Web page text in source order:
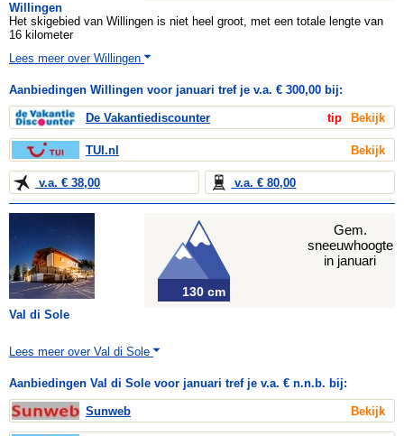
Willingen
Het skigebied van Willingen is niet heel groot, met een totale lengte van
16 kilometer
Lees meer over Willingen
Aanbiedingen Willingen voor januari tref je v.a. € 300,00 bij:
De Vakantiediscounter tip Bekijk
TUI.nl Bekijk
v.a. € 38,00 v.a. € 80,00
Val di Sole
Lees meer over Val di Sole
130 cm
Gem.
sneeuwhoogte
in januari
Aanbiedingen Val di Sole voor januari tref je v.a. € n.n.b. bij:
Sunweb Bekijk